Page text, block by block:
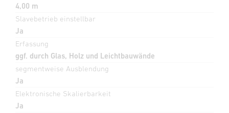
4,00 m
Slavebetrieb einstellbar
Ja
Erfassung
ggf. durch Glas, Holz und Leichtbauwände
segmentweise Ausblendung
Ja
Elektronische Skalierbarkeit
Ja